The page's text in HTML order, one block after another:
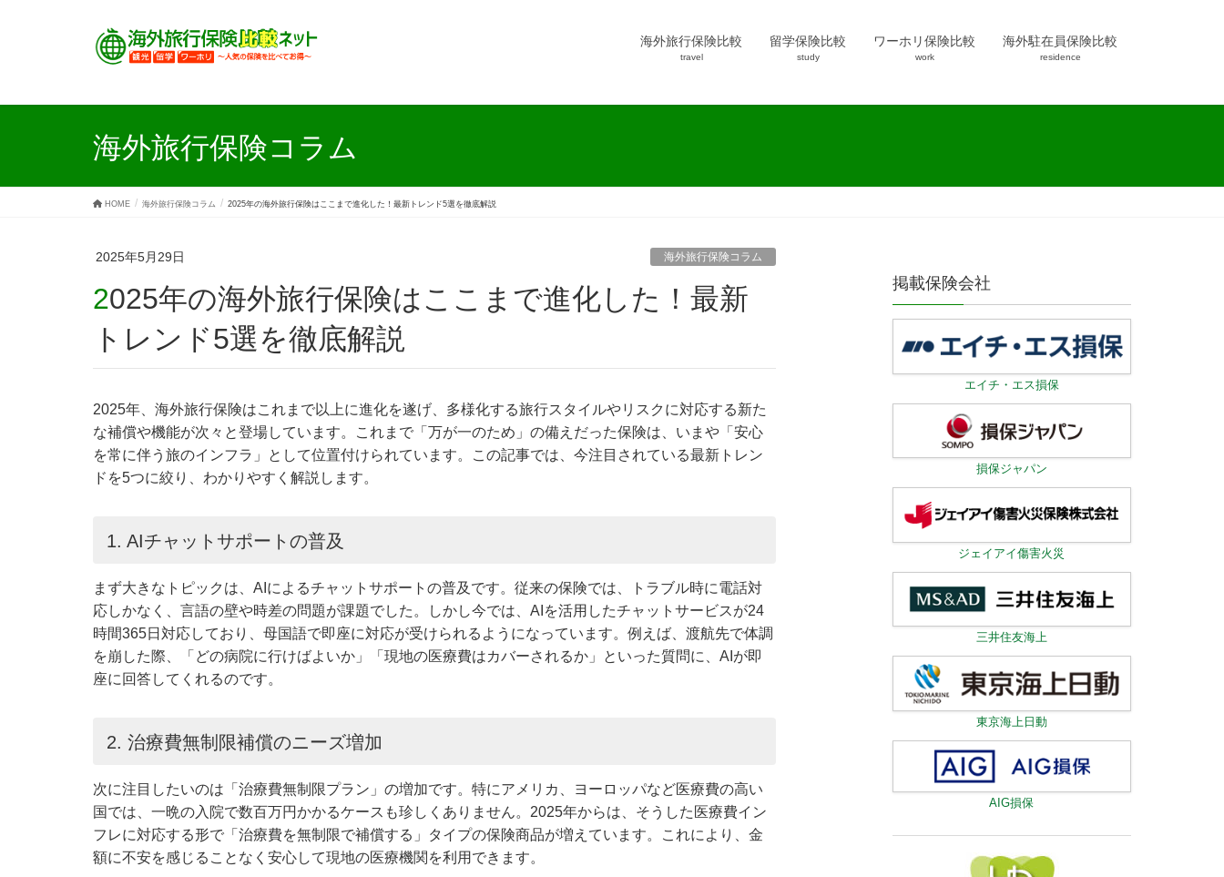
海外旅行保険比較
travel
留学保険比較
study
ワーホリ保険比較
work
海外駐在員保険比較
residence
海外旅行保険コラム
HOME 海外旅行保険コラム 2025年の海外旅行保険はここまで進化した！最新トレンド5選を徹底解説
2025年5月29日 海外旅行保険コラム
2025年の海外旅行保険はここまで進化した！最新
トレンド5選を徹底解説
2025年、海外旅行保険はこれまで以上に進化を遂げ、多様化する旅行スタイルやリスクに対応する新た
な補償や機能が次々と登場しています。これまで「万が一のため」の備えだった保険は、いまや「安心
を常に伴う旅のインフラ」として位置付けられています。この記事では、今注目されている最新トレン
ドを5つに絞り、わかりやすく解説します。
1. AIチャットサポートの普及
まず大きなトピックは、AIによるチャットサポートの普及です。従来の保険では、トラブル時に電話対
応しかなく、言語の壁や時差の問題が課題でした。しかし今では、AIを活用したチャットサービスが24
時間365日対応しており、母国語で即座に対応が受けられるようになっています。例えば、渡航先で体調
を崩した際、「どの病院に行けばよいか」「現地の医療費はカバーされるか」といった質問に、AIが即
座に回答してくれるのです。
2. 治療費無制限補償のニーズ増加
次に注目したいのは「治療費無制限プラン」の増加です。特にアメリカ、ヨーロッパなど医療費の高い
国では、一晩の入院で数百万円かかるケースも珍しくありません。2025年からは、そうした医療費イン
フレに対応する形で「治療費を無制限で補償する」タイプの保険商品が増えています。これにより、金
額に不安を感じることなく安心して現地の医療機関を利用できます。
掲載保険会社
エイチ・エス損保
損保ジャパン
ジェイアイ傷害火災
三井住友海上
東京海上日動
AIG損保